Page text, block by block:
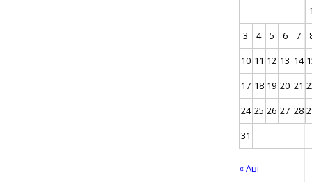
3
4 5 6 7
10 11 12 13 14
17 18 19 20 21
24 25 26 27 28
31
« Авг